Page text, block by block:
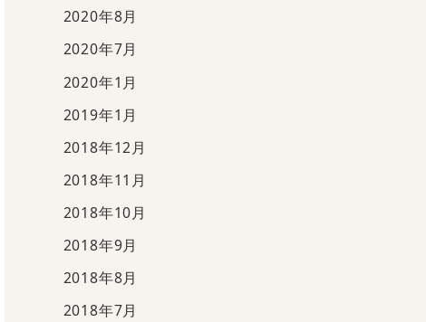
2020年8月
2020年7月
2020年1月
2019年1月
2018年12月
2018年11月
2018年10月
2018年9月
2018年8月
2018年7月